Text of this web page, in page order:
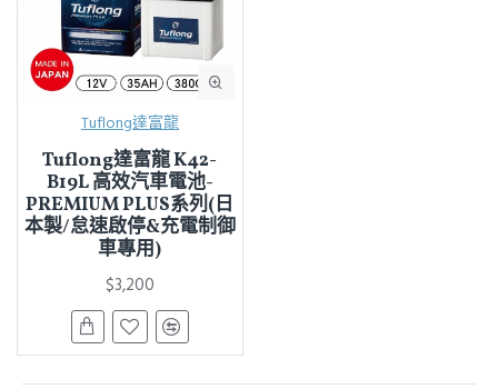
Tuflong達富龍
Tuflong達富龍 K42-
B19L 高效汽車電池-
PREMIUM PLUS系列(日
本製/怠速啟停&充電制御
車專用)
$3,200